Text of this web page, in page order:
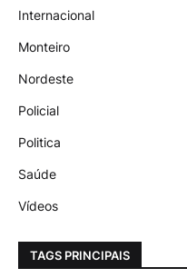
Internacional
Monteiro
Nordeste
Policial
Politica
Saúde
Vídeos
TAGS PRINCIPAIS